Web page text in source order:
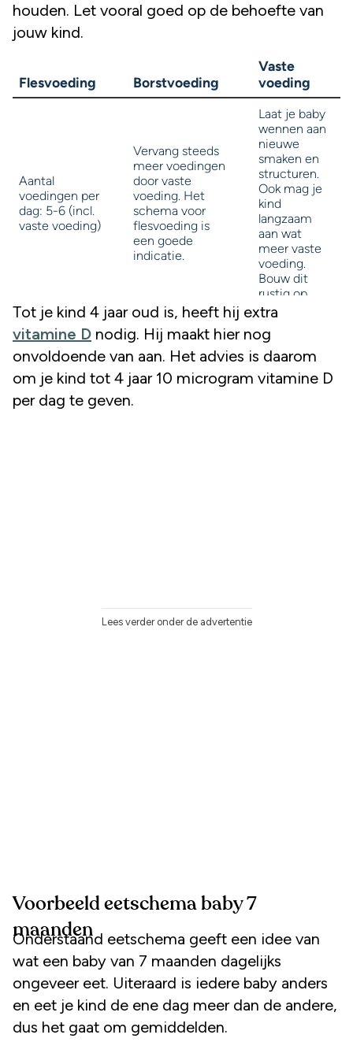
houden. Let vooral goed op de behoefte van
jouw kind.
Tot je kind 4 jaar oud is, heeft hij extra
vitamine D nodig. Hij maakt hier nog
onvoldoende van aan. Het advies is daarom
om je kind tot 4 jaar 10 microgram vitamine D
per dag te geven.
Lees verder onder de advertentie
Voorbeeld eetschema baby 7
maanden
Onderstaand eetschema geeft een idee van
wat een baby van 7 maanden dagelijks
ongeveer eet. Uiteraard is iedere baby anders
en eet je kind de ene dag meer dan de andere,
dus het gaat om gemiddelden.